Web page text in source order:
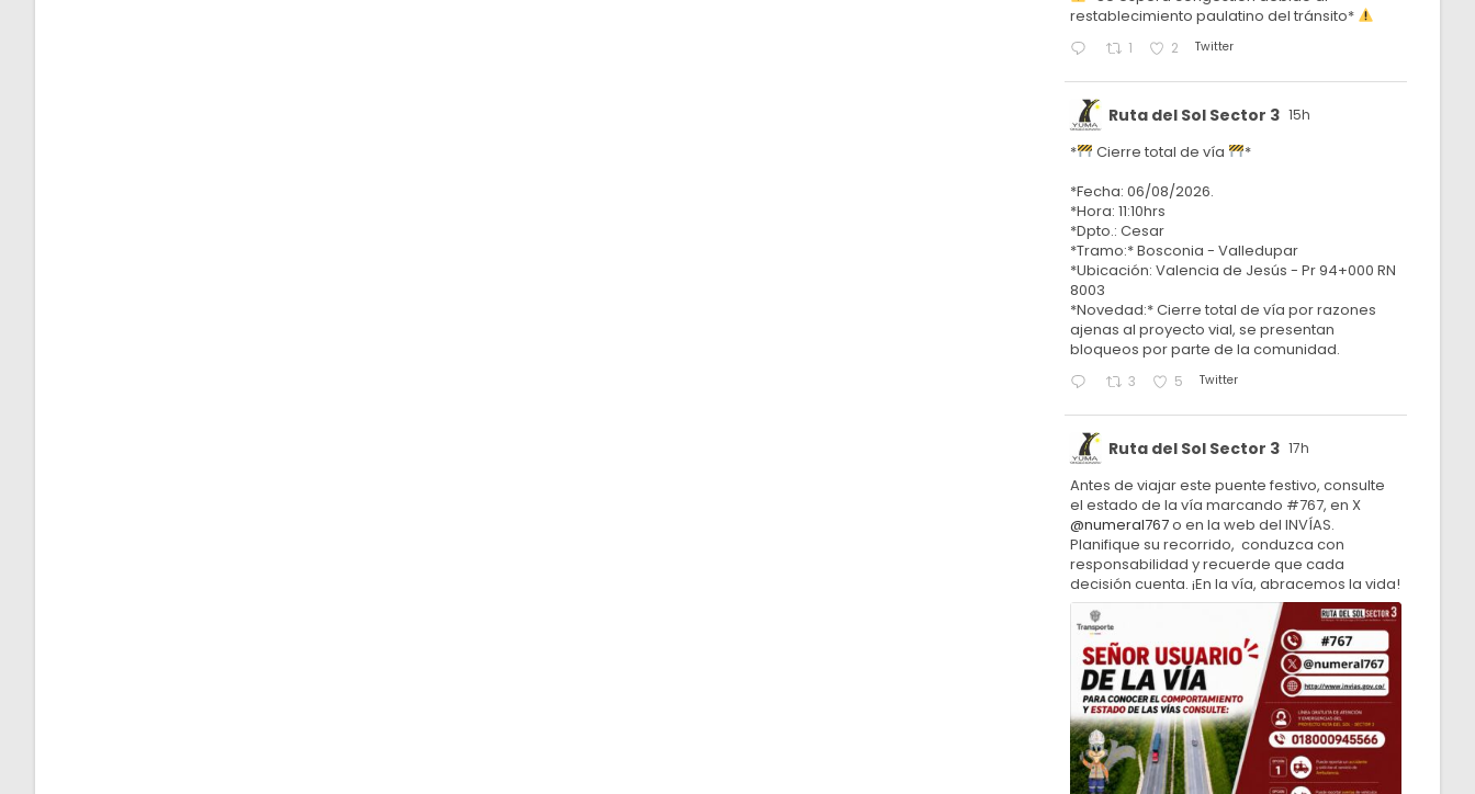
restablecimiento paulatino del tránsito*
1 2 Twitter
Ruta del Sol Sector 3 15h
* Cierre total de vía
*
*Fecha: 06/08/2026.
*Hora: 11:10hrs
*Dpto.: Cesar
*Tramo:* Bosconia - Valledupar
*Ubicación: Valencia de Jesús - Pr 94+000 RN
8003
*Novedad:* Cierre total de vía por razones
ajenas al proyecto vial, se presentan
bloqueos por parte de la comunidad.
3 5 Twitter
Ruta del Sol Sector 3 17h
Antes de viajar este puente festivo, consulte
el estado de la vía marcando #767, en X
@numeral767o en la web del INVÍAS.
Planifique su recorrido, conduzca con
responsabilidad y recuerde que cada
decisión cuenta. ¡En la vía, abracemos la vida!